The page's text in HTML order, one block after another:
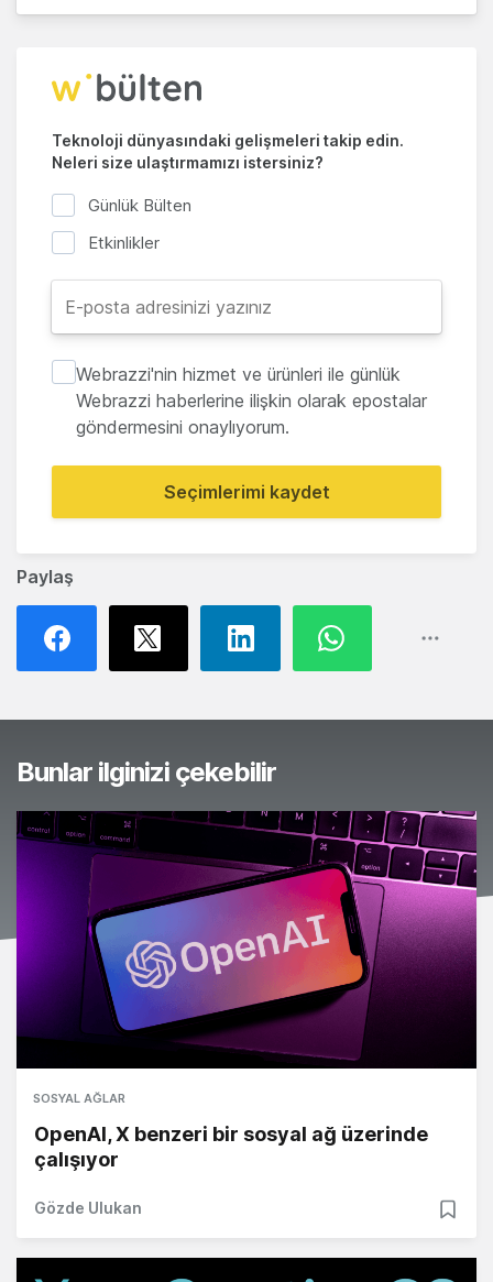
Paylaş
Teknoloji dünyasındaki gelişmeleri takip edin.
Neleri size ulaştırmamızı istersiniz?
Günlük Bülten
Etkinlikler
Webrazzi'nin hizmet ve ürünleri ile günlük
Webrazzi haberlerine ilişkin olarak epostalar
göndermesini onaylıyorum.
Seçimlerimi kaydet
Bunlar ilginizi çekebilir
SOSYAL AĞLAR
OpenAI, X benzeri bir sosyal ağ üzerinde
çalışıyor
Gözde Ulukan